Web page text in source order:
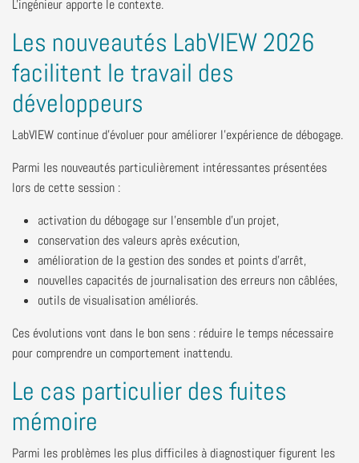
L'ingénieur apporte le contexte.
Les nouveautés LabVIEW 2026
facilitent le travail des
développeurs
LabVIEW continue d'évoluer pour améliorer l'expérience de débogage.
Parmi les nouveautés particulièrement intéressantes présentées
lors de cette session :
activation du débogage sur l'ensemble d'un projet,
conservation des valeurs après exécution,
amélioration de la gestion des sondes et points d'arrêt,
nouvelles capacités de journalisation des erreurs non câblées,
outils de visualisation améliorés.
Ces évolutions vont dans le bon sens : réduire le temps nécessaire
pour comprendre un comportement inattendu.
Le cas particulier des fuites
mémoire
Parmi les problèmes les plus difficiles à diagnostiquer figurent les